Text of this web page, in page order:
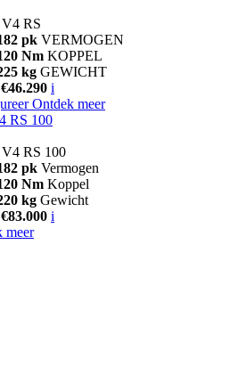
RS
pk VERMOGEN
Nm KOPPEL
kg GEWICHT
i
Ontdek meer
RS 100
RS 100
pk Vermogen
Nm Koppel
kg Gewicht
i
meer